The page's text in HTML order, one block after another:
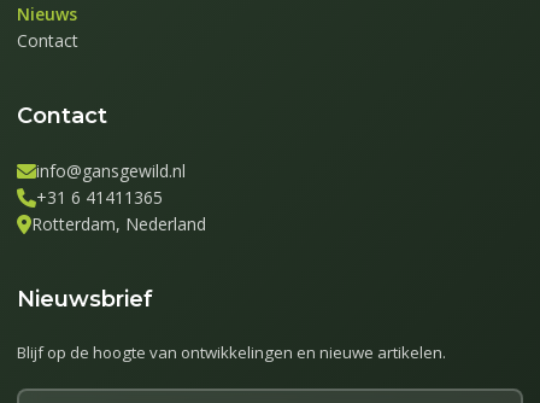
Nieuws
Contact
Contact
info@gansgewild.nl
+31 6 41411365
Rotterdam, Nederland
Nieuwsbrief
Blijf op de hoogte van ontwikkelingen en nieuwe artikelen.